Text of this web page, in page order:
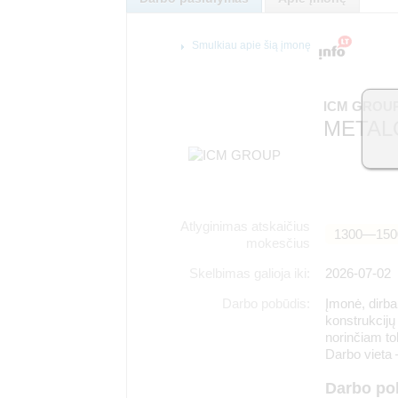
ICM
2026-07-02
Įmonė,
norinčiam
Darbo vieta
Darbo
Smulkiau apie šią įmonę